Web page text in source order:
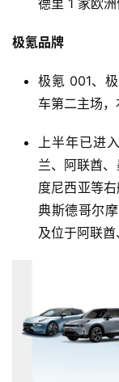
测
师
极氪品牌
极氪 001、
车第二主场，
上半年已进
兰、阿联酋
度尼西亚等
典斯德哥尔
及位于阿联酋